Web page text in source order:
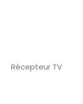
Récepteur TV